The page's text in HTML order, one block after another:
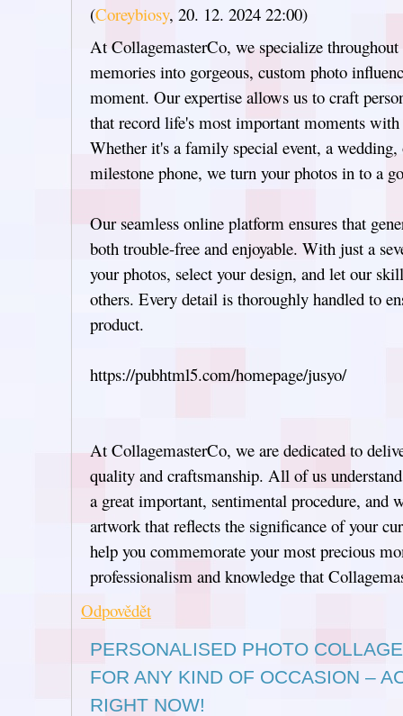
(Coreybiosy, 20. 12. 2024 22:00)
At CollagemasterCo, we specialize
memories into gorgeous, custom photo
moment. Our expertise allows us to craft
that record life's most important moments
Whether it's a family special event, a
milestone phone, we turn your photos in to a
Our seamless online platform ensures that
both trouble-free and enjoyable. With just a
your photos, select your design, and let our
others. Every detail is thoroughly handled to
product.
https://pubhtml5.com/homepage/jusyo/
At CollagemasterCo, we are dedicated to
quality and craftsmanship. All of us
a great important, sentimental procedure, and
artwork that reflects the significance of your
help you commemorate your most precious
professionalism and knowledge that
Odpovědět
PERSONALISED PHOTO
FOR ANY KIND OF OCCASION –
RIGHT NOW!